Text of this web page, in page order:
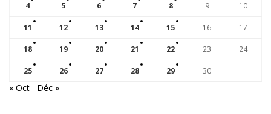
4 5 6 7 8 9 10
11 12 13 14 15 16 17
18 19 20 21 22 23 24
25 26 27 28 29 30
« Oct Déc »